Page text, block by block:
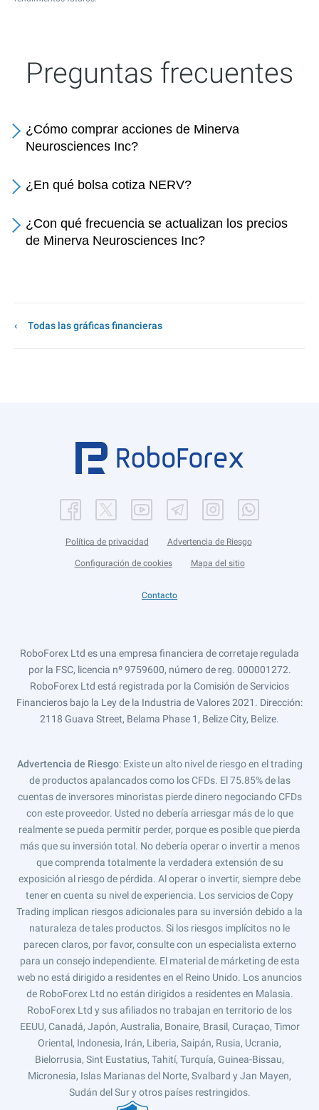
Preguntas frecuentes
¿Cómo comprar acciones de Minerva
Neurosciences Inc?
¿En qué bolsa cotiza NERV?
¿Con qué frecuencia se actualizan los precios
de Minerva Neurosciences Inc?
Todas las gráficas financieras
Política de privacidad Advertencia de Riesgo
Configuración de cookies Mapa del sitio
Contacto
RoboForex Ltd es una empresa financiera de corretaje regulada
por la FSC, licencia nº 9759600, número de reg. 000001272.
RoboForex Ltd está registrada por la Comisión de Servicios
Financieros bajo la Ley de la Industria de Valores 2021. Dirección:
2118 Guava Street, Belama Phase 1, Belize City, Belize.
Advertencia de Riesgo: Existe un alto nivel de riesgo en el trading
de productos apalancados como los CFDs. El 75.85% de las
cuentas de inversores minoristas pierde dinero negociando CFDs
con este proveedor. Usted no debería arriesgar más de lo que
realmente se pueda permitir perder, porque es posible que pierda
más que su inversión total. No debería operar o invertir a menos
que comprenda totalmente la verdadera extensión de su
exposición al riesgo de pérdida. Al operar o invertir, siempre debe
tener en cuenta su nivel de experiencia. Los servicios de Copy
Trading implican riesgos adicionales para su inversión debido a la
naturaleza de tales productos. Si los riesgos implícitos no le
parecen claros, por favor, consulte con un especialista externo
para un consejo independiente. El material de márketing de esta
web no está dirigido a residentes en el Reino Unido. Los anuncios
de RoboForex Ltd no están dirigidos a residentes en Malasia.
RoboForex Ltd y sus afiliados no trabajan en territorio de los
EEUU, Canadá, Japón, Australia, Bonaire, Brasil, Curaçao, Timor
Oriental, Indonesia, Irán, Liberia, Saipán, Rusia, Ucrania,
Bielorrusia, Sint Eustatius, Tahití, Turquía, Guinea-Bissau,
Micronesia, Islas Marianas del Norte, Svalbard y Jan Mayen,
Sudán del Sur y otros países restringidos.